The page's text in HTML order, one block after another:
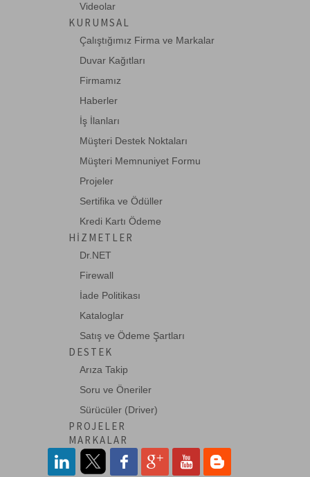
Videolar
KURUMSAL
Çalıştığımız Firma ve Markalar
Duvar Kağıtları
Firmamız
Haberler
İş İlanları
Müşteri Destek Noktaları
Müşteri Memnuniyet Formu
Projeler
Sertifika ve Ödüller
Kredi Kartı Ödeme
HIZMETLER
Dr.NET
Firewall
İade Politikası
Kataloglar
Satış ve Ödeme Şartları
DESTEK
Arıza Takip
Soru ve Öneriler
Sürücüler (Driver)
PROJELER
MARKALAR